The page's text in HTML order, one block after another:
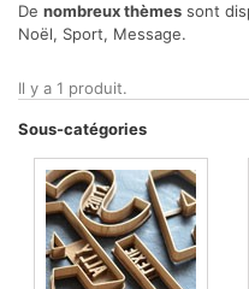
De nombreux thèmes sont
Noël, Sport, Message.
Il y a 1 produit.
Sous-catégories